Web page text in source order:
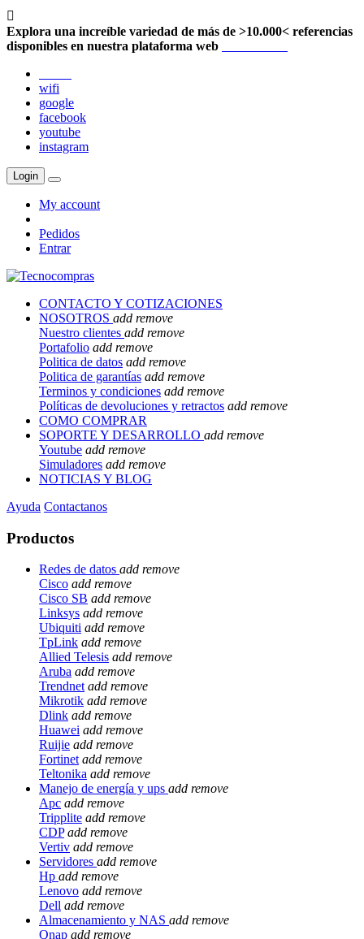

Explora una increíble variedad de más de >10.000< referencias
disponibles en nuestra plataforma web
wifi
google
facebook
youtube
instagram
Login
My account
Pedidos
Entrar
CONTACTO Y COTIZACIONES
NOSOTROS add remove
Nuestro clientes add remove
Portafolio add remove
Politica de datos add remove
Politica de garantías add remove
Terminos y condiciones add remove
Políticas de devoluciones y retractos add remove
COMO COMPRAR
SOPORTE Y DESARROLLO add remove
Youtube add remove
Simuladores add remove
NOTICIAS Y BLOG
Ayuda Contactanos
Productos
Redes de datos add remove
Cisco add remove
Cisco SB add remove
Linksys add remove
Ubiquiti add remove
TpLink add remove
Allied Telesis add remove
Aruba add remove
Trendnet add remove
Mikrotik add remove
Dlink add remove
Huawei add remove
Ruijie add remove
Fortinet add remove
Teltonika add remove
Manejo de energía y ups add remove
Apc add remove
Tripplite add remove
CDP add remove
Vertiv add remove
Servidores add remove
Hp add remove
Lenovo add remove
Dell add remove
Almacenamiento y NAS add remove
Qnap add remove